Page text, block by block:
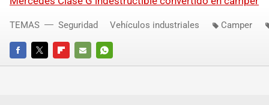
FACEBOOKTWITTERFLIPBOARD
E-
WHATSAPP
TEMAS Seguridad Vehículos industriales Camper